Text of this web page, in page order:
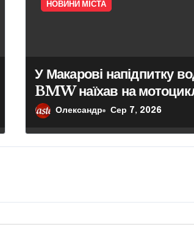
НОВИНИ МІСТА
У Макарові напідпитку
BMW наїхав на
двома підлітками: йому
Олександр Сер 7, 2026